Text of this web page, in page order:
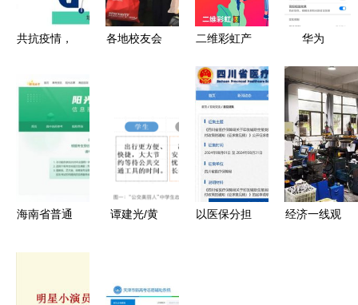
共抗疫情，
动学习解决
方案——招
生辅助服务
助力教育不
停步
各地校友会
务”的大学
二维彩虹产
更新与招生
辅助服务调
整通知
华为
列轻启动辅
助服务开启
指南 花粉
俱乐部实战
教程
海南省普通
谭建光/黄
学生志愿服
以医保分担
经济一线观